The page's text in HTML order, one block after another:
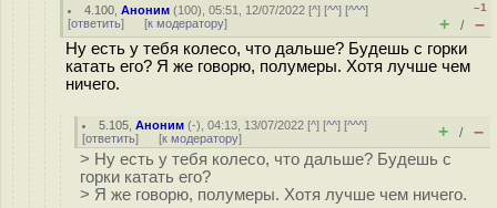
4.100 ,Аноним (100), 05:51, 12/07/2022 [^] [^^] [^^^]
[ответить] [к модератору]
–1
+ / –
Ну есть у тебя колесо, что дальше? Будешь с горки
катать его? Я же говорю, полумеры. Хотя лучше чем
ничего.
5.105 ,Аноним (-), 04:13, 13/07/2022 [^] [^^] [^^^]
[ответить] [к модератору] + / –
> Ну есть у тебя колесо, что дальше? Будешь с
горки катать его?
> Я же говорю, полумеры. Хотя лучше чем ничего.